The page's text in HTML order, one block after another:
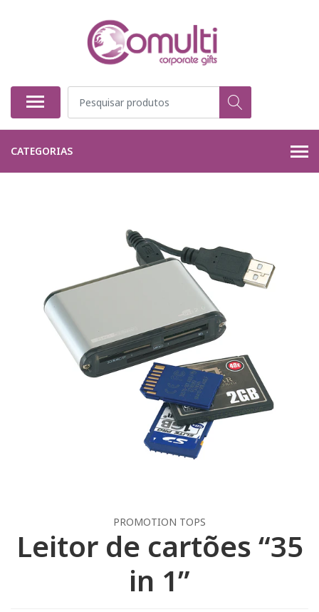
CATEGORIAS
PROMOTION TOPS
Leitor de cartões “35
in 1”